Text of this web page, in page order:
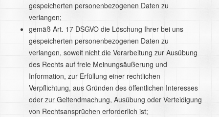
gespeicherten personenbezogenen Daten zu
verlangen;
gemäß Art. 17 DSGVO die Löschung Ihrer bei uns
gespeicherten personenbezogenen Daten zu
verlangen, soweit nicht die Verarbeitung zur Ausübung
des Rechts auf freie Meinungsäußerung und
Information, zur Erfüllung einer rechtlichen
Verpflichtung, aus Gründen des öffentlichen Interesses
oder zur Geltendmachung, Ausübung oder Verteidigung
von Rechtsansprüchen erforderlich ist;